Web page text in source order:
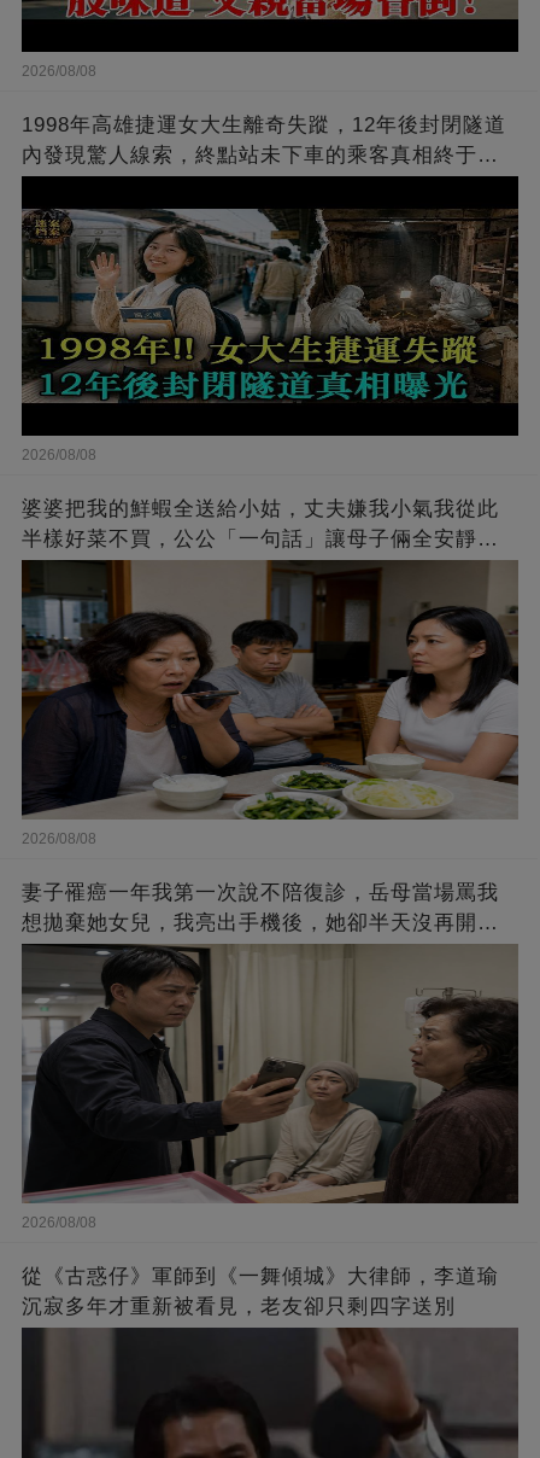
2026/08/08
1998年高雄捷運女大生離奇失蹤，12年後封閉隧道
內發現驚人線索，終點站未下車的乘客真相終于揭
2026/08/08
婆婆把我的鮮蝦全送給小姑，丈夫嫌我小氣我從此
半樣好菜不買，公公「一句話」讓母子倆全安靜
2026/08/08
妻子罹癌一年我第一次說不陪復診，岳母當場罵我
想拋棄她女兒，我亮出手機後，她卻半天沒再開
口！
2026/08/08
從《古惑仔》軍師到《一舞傾城》大律師，李道瑜
沉寂多年才重新被看見，老友卻只剩四字送別